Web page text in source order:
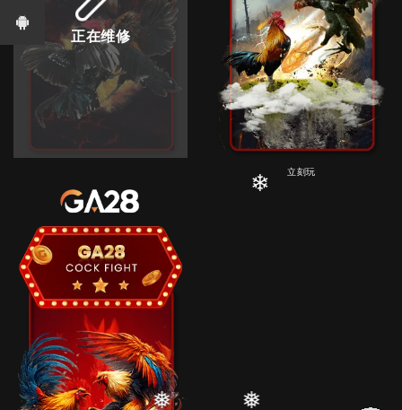
❄
正在维修
立刻玩